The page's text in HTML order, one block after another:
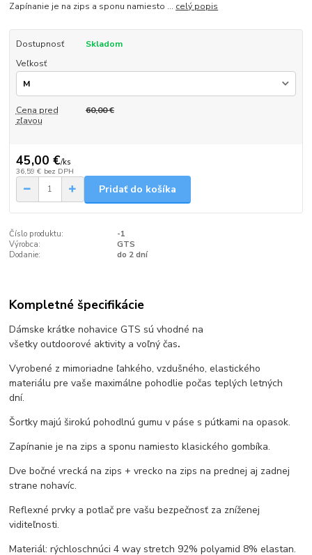
Zapínanie je na zips a sponu namiesto ... celý popis
Dostupnosť
Skladom
Veľkosť
Cena pred
zľavou
60,00 €
45,00 €/ks
36,59 € bez DPH
Pridať do košíka
Číslo produktu:
-1
Výrobca:
GTS
Dodanie:
do 2 dní
Kompletné špecifikácie
Dámske krátke nohavice GTS sú vhodné na
všetky outdoorové aktivity a voľný čas.
Vyrobené z mimoriadne ľahkého, vzdušného, elastického
materiálu pre vaše maximálne pohodlie počas teplých letných
dní.
Šortky majú širokú pohodlnú gumu v páse s pútkami na opasok.
Zapínanie je na zips a sponu namiesto klasického gombíka.
Dve bočné vrecká na zips + vrecko na zips na prednej aj zadnej
strane nohavíc.
Reflexné prvky a potlač pre vašu bezpečnosť za zníženej
viditeľnosti.
Materiál: rýchloschnúci 4 way stretch 92% polyamid 8% elastan.